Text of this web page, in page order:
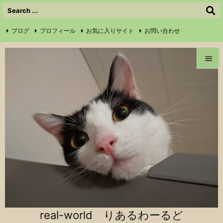
real-world りあるわーるど

ブログ プロフィール お気に入りサイト お問い合わせ
信仰の証 Instagram